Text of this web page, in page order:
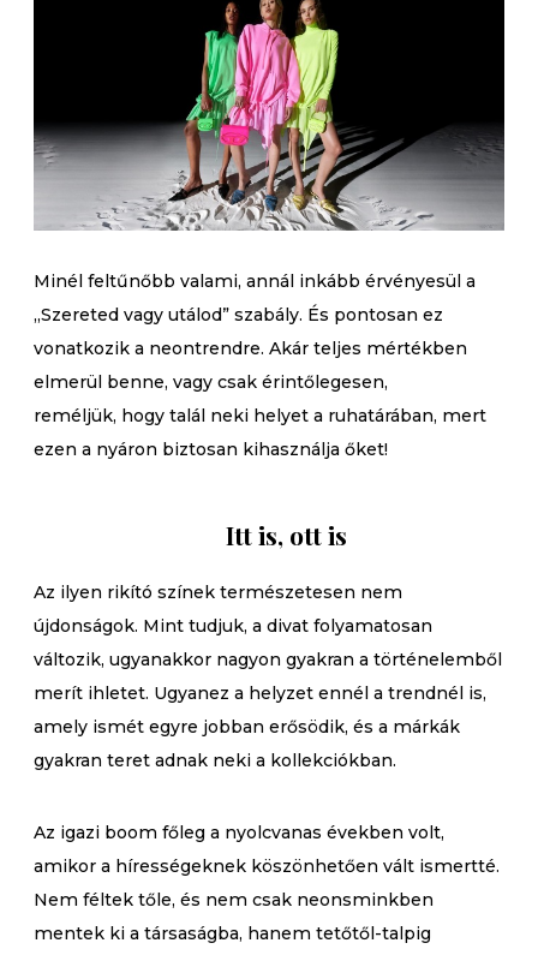
Minél feltűnőbb valami, annál inkább érvényesül a
„Szereted vagy utálod” szabály. És pontosan ez
vonatkozik a neontrendre. Akár teljes mértékben
elmerül benne, vagy csak érintőlegesen,
reméljük, hogy talál neki helyet a ruhatárában, mert
ezen a nyáron biztosan kihasználja őket!
Itt is, ott is
Az ilyen rikító színek természetesen nem
újdonságok. Mint tudjuk, a divat folyamatosan
változik, ugyanakkor nagyon gyakran a történelemből
merít ihletet. Ugyanez a helyzet ennél a trendnél is,
amely ismét egyre jobban erősödik, és a márkák
gyakran teret adnak neki a kollekciókban.
Az igazi boom főleg a nyolcvanas években volt,
amikor a hírességeknek köszönhetően vált ismertté.
Nem féltek tőle, és nem csak neonsminkben
mentek ki a társaságba, hanem tetőtől-talpig